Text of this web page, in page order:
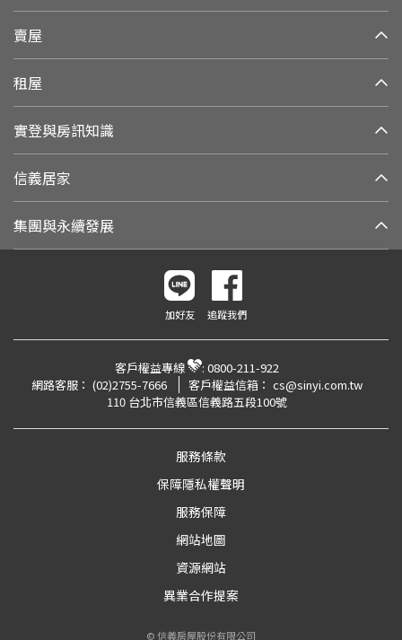
賣屋
租屋
實登與房訊知識
信義居家
集團與永續發展
加好友 追蹤我們
客戶權益專線 : 0800-211-922
網路客服： (02)2755-7666 客戶權益信箱： cs@sinyi.com.tw
110 台北市信義區信義路五段100號
服務條款
保障隱私權聲明
服務保障
網站地圖
資源網站
異業合作提案
© 信義房屋股份有限公司